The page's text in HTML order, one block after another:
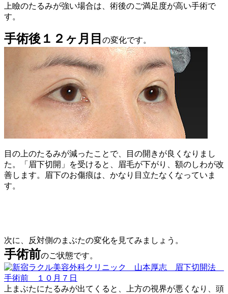
上瞼のたるみが強い場合は、術後のご満足度が高い手術で
す。
手術後１２ヶ月目 の変化です。
目の上のたるみが減ったことで、目の開きが良くなりまし
た。「眉下切開」を受けると、眉毛が下がり、額のしわが改
善します。眉下のお傷痕は、かなり目立たなくなっていま
す。
次に、反対側のまぶたの変化を見てみましょう。
手術前のご状態です。
上まぶたにたるみが出てくると、上方の視界が悪くなり、頭